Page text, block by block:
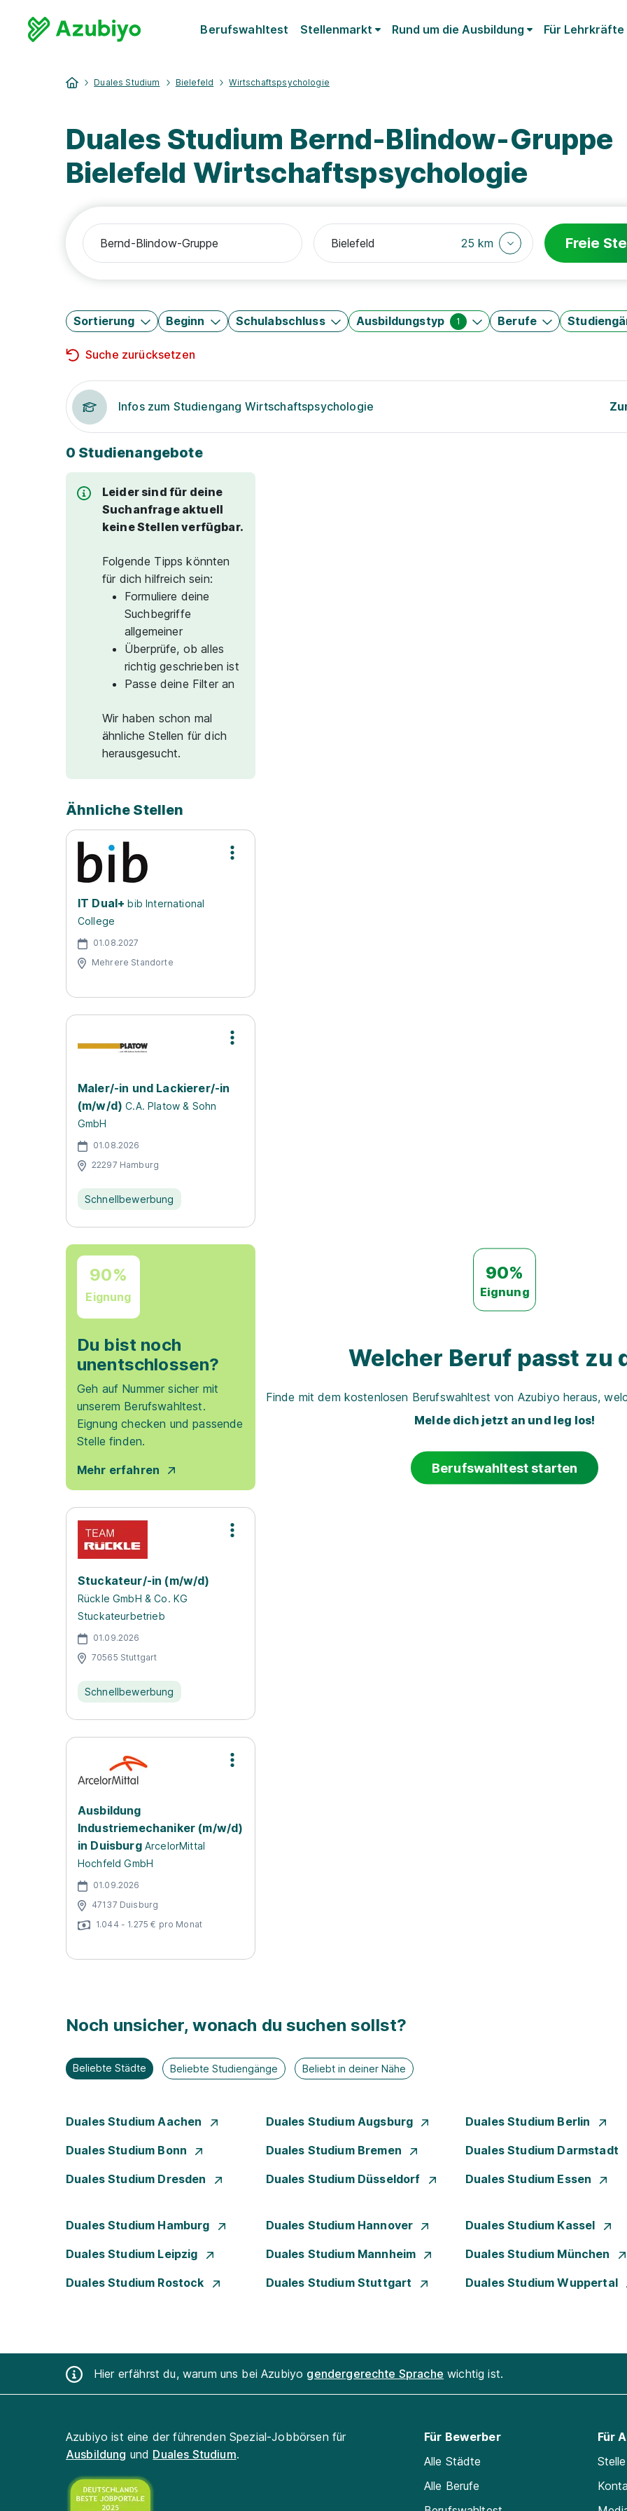
Berufswahltest Stellenmarkt Rund um die Ausbildung Für Lehrkräfte
Duales Studium Bielefeld Wirtschaftspsychologie
Duales Studium Bernd-Blindow-Gruppe
Bielefeld Wirtschaftspsychologie
25 km Freie
Sortierung Beginn Schulabschluss Ausbildungstyp 1 Berufe
Suche zurücksetzen
Infos zum Studiengang Wirtschaftspsychologie
0 Studienangebote
Leider sind für deine
Suchanfrage aktuell
keine Stellen verfügbar.
Folgende Tipps könnten
für dich hilfreich sein:
Formuliere deine
Suchbegriffe
allgemeiner
Überprüfe, ob alles
richtig geschrieben ist
Passe deine Filter an
Wir haben schon mal
ähnliche Stellen für dich
herausgesucht.
Ähnliche Stellen
IT Dual+ bib International
College
01.08.2027
Mehrere Standorte
Maler/-in und Lackierer/-in
(m/w/d) C.A. Platow & Sohn
GmbH
01.08.2026
22297 Hamburg
Schnellbewerbung
90%
Eignung
Du bist noch
unentschlossen?
Geh auf Nummer sicher mit
unserem Berufswahltest.
Eignung checken und passende
Stelle finden.
Mehr erfahren
Stuckateur/-in (m/w/d)
Rückle GmbH & Co. KG
Stuckateurbetrieb
01.09.2026
70565 Stuttgart
Schnellbewerbung
Ausbildung
Industriemechaniker (m/w/d)
in Duisburg ArcelorMittal
Hochfeld GmbH
01.09.2026
47137 Duisburg
1.044 - 1.275 € pro Monat
90%
Eignung
Welcher Beruf passt zu
Finde mit dem kostenlosen Berufswahltest von Azubiyo heraus,
Melde dich jetzt an und leg los!
Berufswahltest starten
Noch unsicher, wonach du suchen sollst?
Beliebte Städte Beliebte Studiengänge Beliebt in deiner Nähe
Duales Studium Aachen Duales Studium Augsburg Duales Studium Berlin
Duales Studium Bonn Duales Studium Bremen Duales Studium Darmstadt
Duales Studium Dresden Duales Studium Düsseldorf Duales Studium Essen
Duales Studium Hamburg Duales Studium Hannover Duales Studium Kassel
Duales Studium Leipzig Duales Studium Mannheim Duales Studium München
Duales Studium Rostock Duales Studium Stuttgart Duales Studium Wuppertal
Hier erfährst du, warum uns bei Azubiyo gendergerechte Sprache wichtig ist.
Azubiyo ist eine der führenden Spezial-Jobbörsen für
Ausbildung und Duales Studium.
Für Bewerber
Alle Städte
Alle Berufe
Für